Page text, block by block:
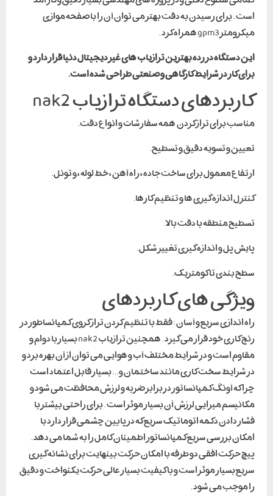
است . برای رسیدن به دقت بهتر می توان آن را با صفحه موازی
میکرومتر gpm3 همراه کرد .
این دستگاه در رده بهترین ترازیاب های غیر دیجیتال دنیا قرار دارد و
برای کار در شرایط کارگاهی و صنعتی طراحی شده است.
کاربردهای دستگاه ترازیاب nak2
مناسب برای تراز کردن همه سفارشات و انواع دقت.
تعیین و تسویه دقیق و تسطیح.
ارتفاع معمول برای ساخت جاده ، راه آهن ، خط لوله ، و تونل.
کنترل اندازه گیری ها و تنظیم کارها.
تسطیح منطقه با دقت بالا.
پایش پل و اندازه گیری تغییر شکل.
سطح بندی تاکومتریک.
ویژگی های کاربردهای
راه اندازی سریع و آسان : فقط با تنظیم کردن تراز کروی کمپانساطور در
رنج کاری خود قرار می گیرد . همچنین ترازیاب nak2 بسیار با دوام و
مقاوم است و در شرایط مختلف آب و هوایی می توان از آن بهره برد و
در شرایط سخت کاری مانند ساختمان و… بسیار قابل اعتماد است
چرا که آونگ کمپانساتور در برابر ضربه و لرزش محافظت می شود و
مکانیسم میرایی لرزش آن بسیار موثر است . برای راحتی بیشتر با
فشار دادن دکمه اتوماتیک سریع که در پایین چشمی قرار دارد با
امکان بررسی سریع کمپانساتور اطمینان کامل را به شما می دهد .
پیچ حرکت افقی دو طرفه با امکان حرکت بینهایت برای نشانه گیری
سریع بسیار موثر است و با کیفیت بسیار عالی حرکت یکنواخت و دقیق
را موجب می شود .